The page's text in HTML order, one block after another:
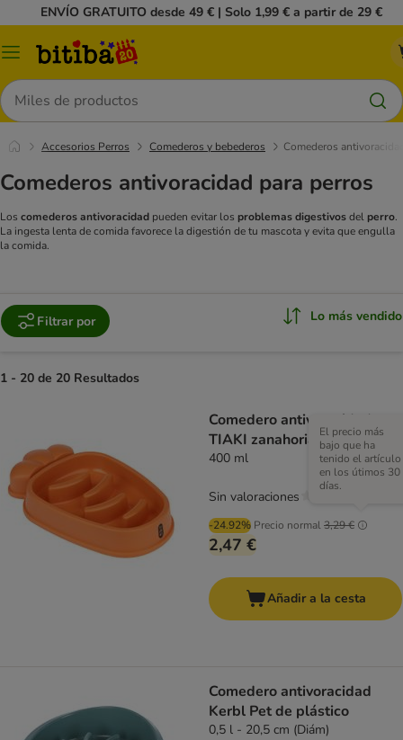
ENVÍO GRATUITO desde 49 € | Solo 1,99 € a partir de 29 €
Menú
Buscar
Accesorios Perros Comederos y bebederos Comederos
Comederos antivoracidad para perros
Los comederos antivoracidad pueden evitar los problemas digestivosdel perro.
La ingesta lenta de comida favorece la digestión de tu mascota y evita que engulla
la comida.
Filtrar por Lo más vendido
1 - 20 de 20 Resultados
Comedero antivoracidad
TIAKI zanahoria
400 ml
-24.92% Precio normal3,29 €
El precio más
bajo que ha
tenido el artículo
en los útimos 30
días.
2,47 €
Sin valoraciones
Añadir a la cesta
Comedero antivoracidad
Kerbl Pet de plástico
0,5 l - 20,5 cm (Diám)